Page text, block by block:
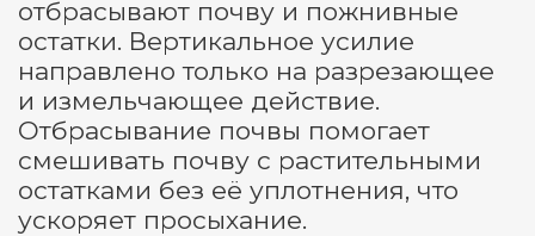
отбрасывают почву и пожнивные
остатки. Вертикальное усилие
направлено только на разрезающее
и измельчающее действие.
Отбрасывание почвы помогает
смешивать почву с растительными
остатками без её уплотнения, что
ускоряет просыхание.